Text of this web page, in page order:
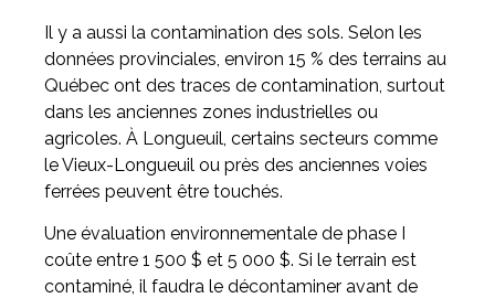
Il y a aussi la contamination des sols. Selon les
données provinciales, environ 15 % des terrains au
Québec ont des traces de contamination, surtout
dans les anciennes zones industrielles ou
agricoles. À Longueuil, certains secteurs comme
le Vieux-Longueuil ou près des anciennes voies
ferrées peuvent être touchés.
Une évaluation environnementale de phase I
coûte entre 1 500 $ et 5 000 $. Si le terrain est
contaminé, il faudra le décontaminer avant de